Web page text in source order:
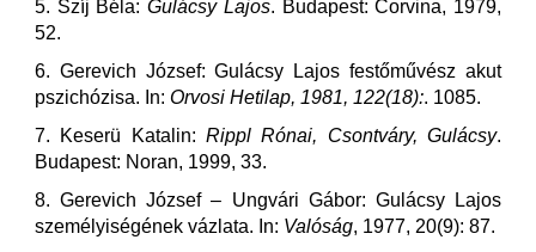
5. Szíj Béla:Gulácsy Lajos. Budapest: Corvina, 1979,
52.
6. Gerevich József: Gulácsy Lajos festőművész akut
pszichózisa. In: Orvosi Hetilap, 1981, 122(18):. 1085.
7. Keserü Katalin: Rippl Rónai, Csontváry, Gulácsy.
Budapest: Noran, 1999, 33.
8. Gerevich József – Ungvári Gábor: Gulácsy Lajos
személyiségének vázlata. In: Valóság, 1977, 20(9): 87.